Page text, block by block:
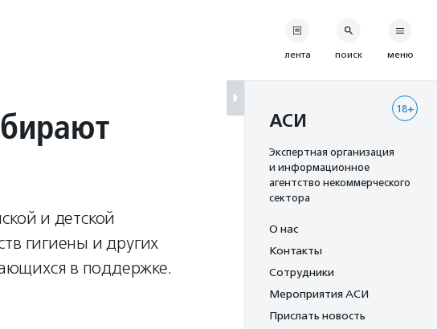
и детской
гигиены и других
в поддержке.
лента поиск меню
18+
АСИ
Экспертная организация
и информационное
агентство некоммерческого
сектора
О нас
Контакты
Сотрудники
Мероприятия АСИ
Прислать новость